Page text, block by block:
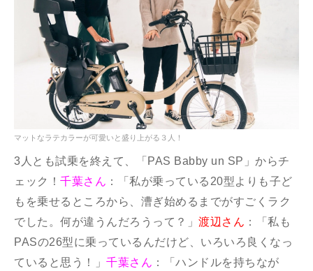
マットなラテカラーが可愛いと盛り上がる３人！
3人とも試乗を終えて、「PAS Babby un SP」からチ
ェック！ 千葉さん ：「私が乗っている20型よりも子ど
もを乗せるところから、漕ぎ始めるまでがすごくラク
でした。何が違うんだろうって？」 渡辺さん ：「私も
PASの26型に乗っているんだけど、いろいろ良くなっ
ていると思う！」 千葉さん ：「ハンドルを持ちなが